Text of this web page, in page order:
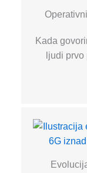
Kada
ljudi